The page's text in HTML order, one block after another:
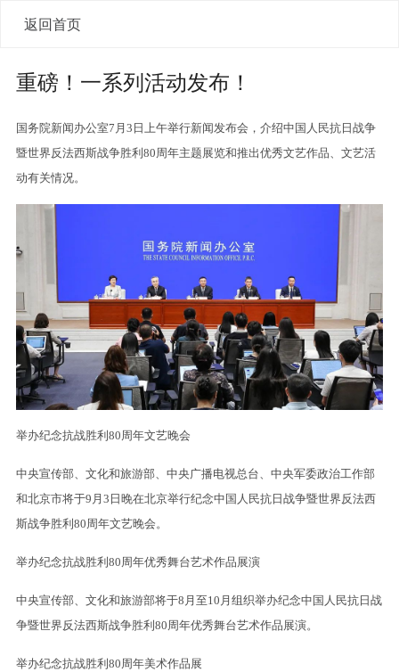
返回首页
重磅！一系列活动发布！
国务院新闻办公室7月3日上午举行新闻发布会，介绍中国人民抗日战争
暨世界反法西斯战争胜利80周年主题展览和推出优秀文艺作品、文艺活
动有关情况。
举办纪念抗战胜利80周年文艺晚会
中央宣传部、文化和旅游部、中央广播电视总台、中央军委政治工作部
和北京市将于9月3日晚在北京举行纪念中国人民抗日战争暨世界反法西
斯战争胜利80周年文艺晚会。
举办纪念抗战胜利80周年优秀舞台艺术作品展演
中央宣传部、文化和旅游部将于8月至10月组织举办纪念中国人民抗日战
争暨世界反法西斯战争胜利80周年优秀舞台艺术作品展演。
举办纪念抗战胜利80周年美术作品展